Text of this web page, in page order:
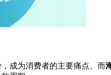
成为消费者的主要痛点。而